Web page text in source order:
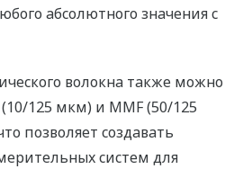
абсолютного значения с
волокна также можно
125 мкм) и MMF (50/125
позволяет создавать
систем для